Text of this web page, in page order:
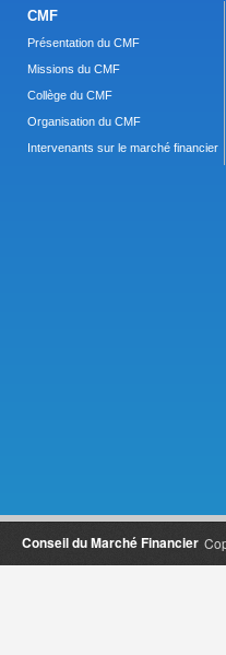
CMF
Présentation du CMF
Missions du CMF
Collège du CMF
Organisation du CMF
Intervenants sur le marché financier
Conseil du Marché Financier